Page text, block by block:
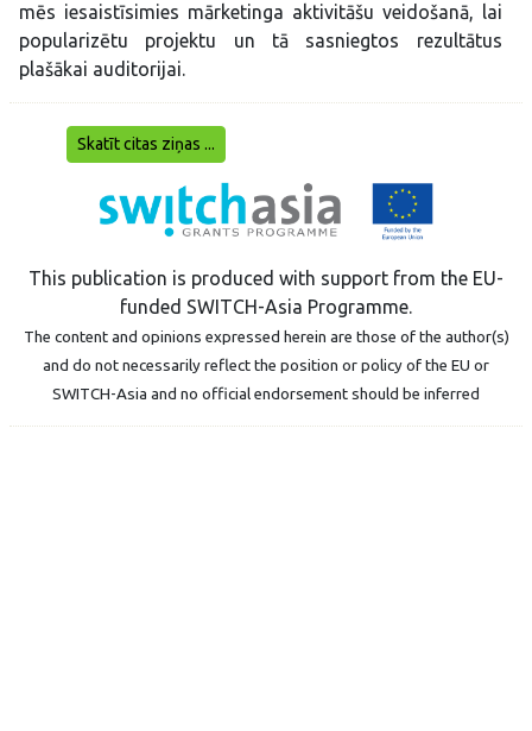
mēs iesaistīsimies mārketinga aktivitāšu veidošanā, lai
popularizētu projektu un tā sasniegtos rezultātus
plašākai auditorijai.
Skatīt citas ziņas ...
This publication is produced with support from the EU-
funded SWITCH-Asia Programme.
The content and opinions expressed herein are those of the author(s)
and do not necessarily reflect the position or policy of the EU or
SWITCH-Asia and no official endorsement should be inferred